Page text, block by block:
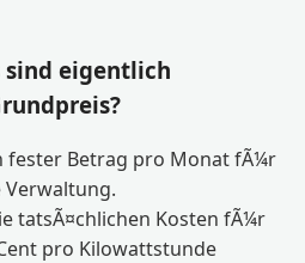
sind eigentlich
fester Betrag pro Monat fÃ¼r
Verwaltung.
tatsÃ¤chlichen Kosten fÃ¼r
pro Kilowattstunde